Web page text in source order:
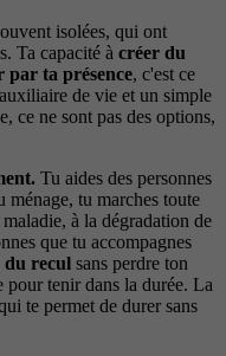
isolées, qui ont
Ta capacité à créer du
par ta présence, c'est ce
de vie et un simple
ce ne sont pas des options,
Tu aides des personnes
ménage, tu marches toute
à la dégradation de
que tu accompagnes
du recul sans perdre ton
pour tenir dans la durée. La
te permet de durer sans